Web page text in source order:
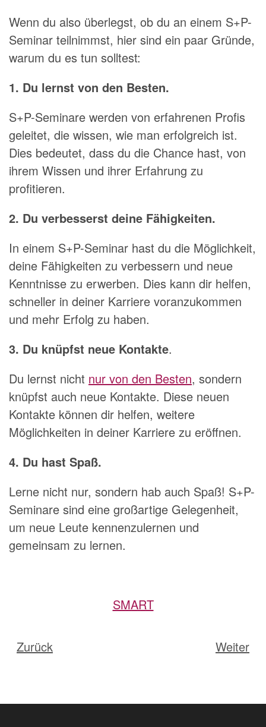
Wenn du also überlegst, ob du an einem S+P-
Seminar teilnimmst, hier sind ein paar Gründe,
warum du es tun solltest:
1. Du lernst von den Besten.
S+P-Seminare werden von erfahrenen Profis
geleitet, die wissen, wie man erfolgreich ist.
Dies bedeutet, dass du die Chance hast, von
ihrem Wissen und ihrer Erfahrung zu
profitieren.
2. Du verbesserst deine Fähigkeiten.
In einem S+P-Seminar hast du die Möglichkeit,
deine Fähigkeiten zu verbessern und neue
Kenntnisse zu erwerben. Dies kann dir helfen,
schneller in deiner Karriere voranzukommen
und mehr Erfolg zu haben.
3. Du knüpfst neue Kontakte.
Du lernst nicht nur von den Besten, sondern
knüpfst auch neue Kontakte. Diese neuen
Kontakte können dir helfen, weitere
Möglichkeiten in deiner Karriere zu eröffnen.
4. Du hast Spaß.
Lerne nicht nur, sondern hab auch Spaß! S+P-
Seminare sind eine großartige Gelegenheit,
um neue Leute kennenzulernen und
gemeinsam zu lernen.
SMART
Zurück Weiter